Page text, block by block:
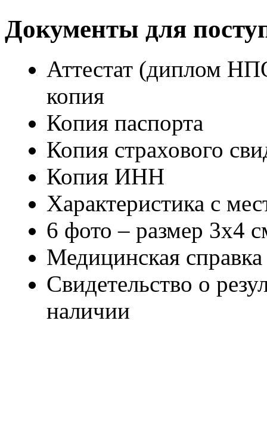
Документы для
Аттестат (диплом
копия
Копия паспорта
Копия страхового
Копия ИНН
Характеристика с
6 фото – размер 3х4
Медицинская
Свидетельство о
наличии